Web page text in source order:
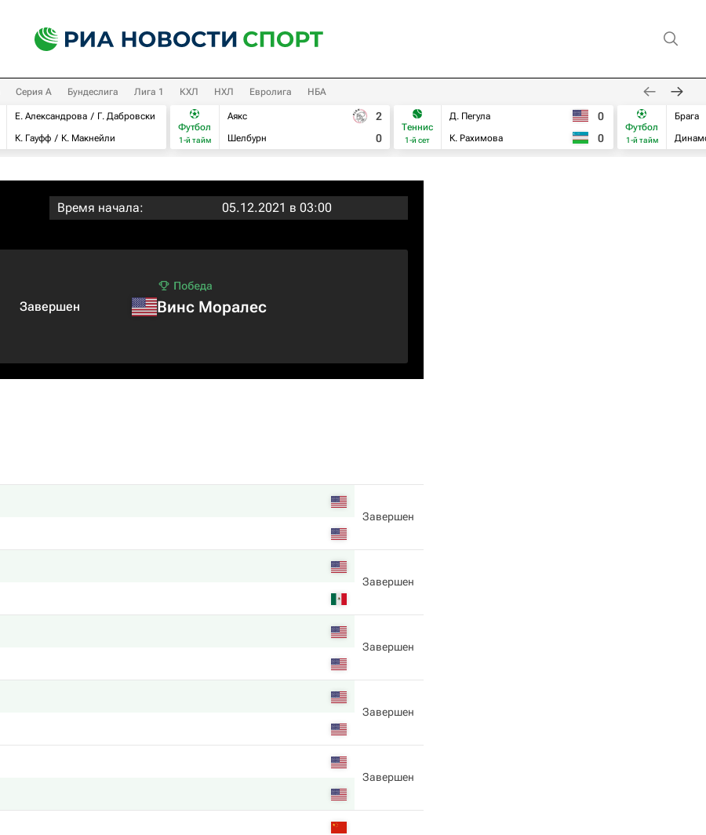
Серия А Бундеслига Лига 1 КХЛ НХЛ Евролига НБА
Е. Александрова
Г. Дабровски
К. Гауфф
К. Макнейли
Футбол
1-й тайм
Аякс
Шелбурн
2
0
Теннис
1-й сет
Д. Пегула
К. Рахимова
0
0
Футбол
1-й тайм
Брага
Время начала: 05.12.2021 в 03:00
Завершен Винс Моралес
Завершен
Завершен
Завершен
Завершен
Завершен